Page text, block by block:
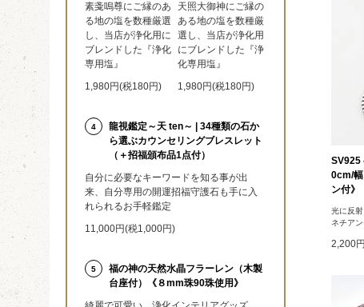
SV925
0cm/
ン付》
光に反
ネチア
2,200
素戔嗚尊にご縁のあ
る地の塩を数種厳選
し、当店が浄化用に
ブレンドした『浄化
専用塩』
1,980円(税180円)
天照大御神にご縁の
ある地の塩を数種厳
選し、当店が浄化用
にブレンドした『浄
化専用塩』
1,980円(税180円)
4
龍視鑑定～天 ten～ | 34種類の石か
ら選ぶカウンセリングブレスレット
（＋招福頒布品1点付）
自分に必要なキーワードを知る事が出
来、自分専用の開運招福守護石も手に入
れられるお手軽鑑定
11,000円(税1,000円)
5
福の神の天然水晶フラーレン（木製
台座付）《８mm珠90珠使用》